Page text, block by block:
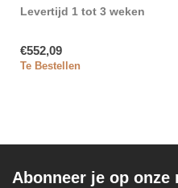
Levertijd 1 tot 3 weken
€552,09
Te Bestellen
Abonneer je op onze